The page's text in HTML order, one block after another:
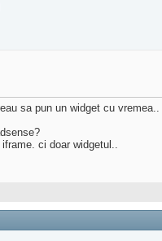
sa pun un widget cu vremea..
ci doar widgetul..